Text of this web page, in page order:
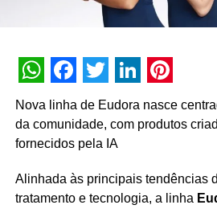
WhatsApp
Facebook
Twitter
LinkedIn
Nova linha de Eudora nasce
da comunidade, com produtos
fornecidos pela IA
Alinhada às principais tendências
tratamento e tecnologia, a linha